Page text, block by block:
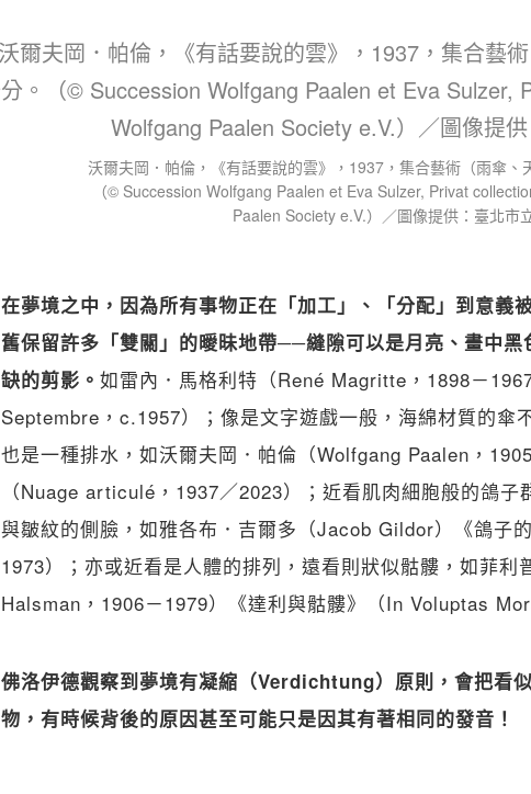
沃爾夫岡．帕倫，《有話要說的雲》，1937，集合藝術（雨傘、
（© Succession Wolfgang Paalen et Eva Sulzer, Privat
Paalen Society e.V.）／圖像提供：臺北市
在夢境之中，因為所有事物正在「加工」、「分配」到意義
舊保留許多「雙關」的曖昧地帶──縫隙可以是月亮、畫中
缺的剪影。 如雷內．馬格利特（René Magritte，1898－
Septembre，c.1957）；像是文字遊戲一般，海綿材質的傘
也是一種排水，如沃爾夫岡．帕倫（Wolfgang Paalen，
（Nuage articulé，1937／2023）；近看肌肉細胞般的鴿
與皺紋的側臉，如雅各布．吉爾多（Jacob Gildor）《鴿子
1973）；亦或近看是人體的排列，遠看則狀似骷髏，如菲利
Halsman，1906－1979）《達利與骷髏》（In Voluptas
佛洛伊德觀察到夢境有凝縮（Verdichtung）原則，會把看
物，有時候背後的原因甚至可能只是因其有著相同的發音！